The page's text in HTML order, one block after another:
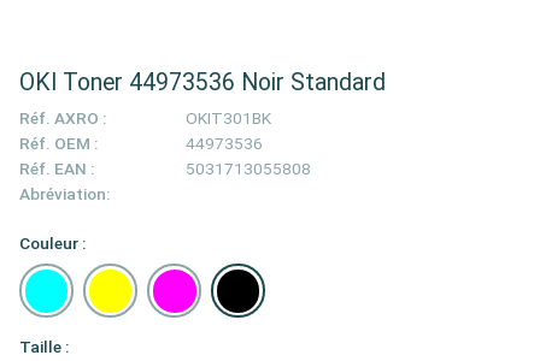
OKI Toner 44973536 Noir Standard
Réf. AXRO :
OKIT301BK
Réf. OEM :
44973536
Réf. EAN :
5031713055808
Abréviation:
Couleur :
Taille :